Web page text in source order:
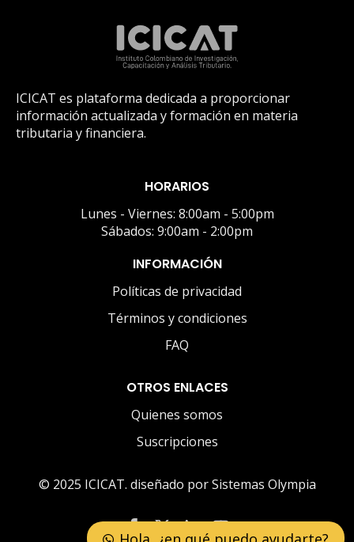
ICICAT es plataforma dedicada a proporcionar
información actualizada y formación en materia
tributaria y financiera.
HORARIOS
Lunes - Viernes: 8:00am - 5:00pm
Sábados: 9:00am - 2:00pm
INFORMACIÓN
Políticas de privacidad
Términos y condiciones
FAQ
OTROS ENLACES
Quienes somos
Suscripciones
© 2025 ICICAT. diseñado por Sistemas Olympia